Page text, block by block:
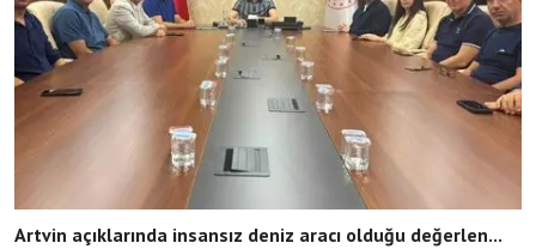
Artvin açıklarında insansız deniz aracı olduğu değerlen...